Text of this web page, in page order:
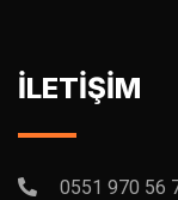
İLETİŞİM
0551 970 56